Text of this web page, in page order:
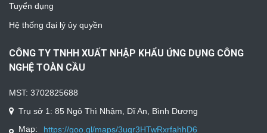
Tuyển dụng
Hệ thống đại lý ủy quyền
CÔNG TY TNHH XUẤT NHẬP KHẨU ỨNG DỤNG CÔNG
NGHỆ TOÀN CẦU
MST: 3702825688
Trụ sở 1: 85 Ngô Thì Nhậm, Dĩ An, Bình Dương
Map:
https://goo.gl/maps/3uqr3HTwRxrfahhD6